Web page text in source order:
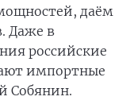
даём
Даже в
российские
импортные
Собянин.